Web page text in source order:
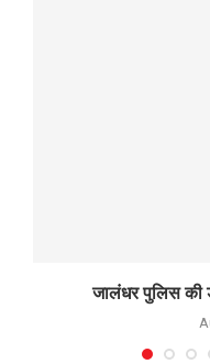
जालंधर पुलिस की